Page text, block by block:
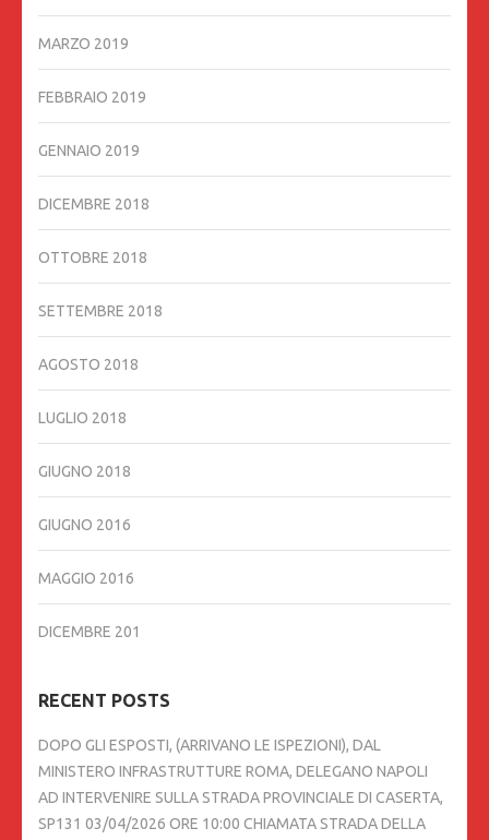
MARZO 2019
FEBBRAIO 2019
GENNAIO 2019
DICEMBRE 2018
OTTOBRE 2018
SETTEMBRE 2018
AGOSTO 2018
LUGLIO 2018
GIUGNO 2018
GIUGNO 2016
MAGGIO 2016
DICEMBRE 201
RECENT POSTS
DOPO GLI ESPOSTI, (ARRIVANO LE ISPEZIONI), DAL
MINISTERO INFRASTRUTTURE ROMA, DELEGANO NAPOLI
AD INTERVENIRE SULLA STRADA PROVINCIALE DI CASERTA,
SP131 03/04/2026 ORE 10:00 CHIAMATA STRADA DELLA